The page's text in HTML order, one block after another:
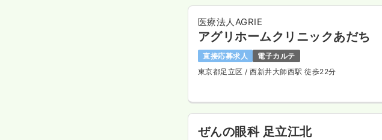
医療法人AGRIE
アグリホームクリニックあだち
直接応募求人
電子カルテ
東京都足立区 / 西新井大師西駅 徒歩22分
ぜんの眼科 足立江北